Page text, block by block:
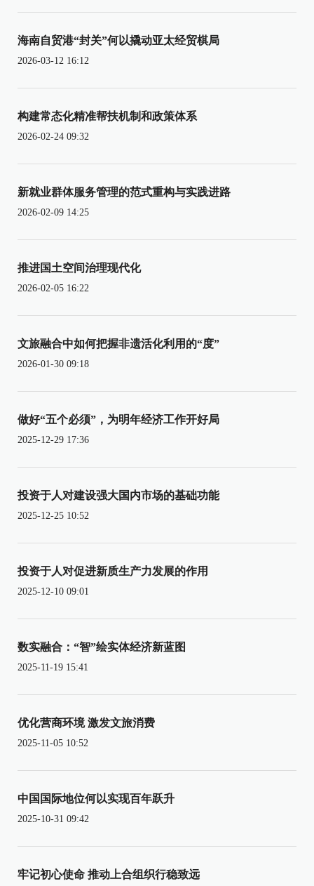
海南自贸港“封关”何以撬动亚太经贸棋局
2026-03-12 16:12
构建常态化精准帮扶机制和政策体系
2026-02-24 09:32
新就业群体服务管理的范式重构与实践进路
2026-02-09 14:25
推进国土空间治理现代化
2026-02-05 16:22
文旅融合中如何把握非遗活化利用的“度”
2026-01-30 09:18
做好“五个必须”，为明年经济工作开好局
2025-12-29 17:36
投资于人对建设强大国内市场的基础功能
2025-12-25 10:52
投资于人对促进新质生产力发展的作用
2025-12-10 09:01
数实融合：“智”绘实体经济新蓝图
2025-11-19 15:41
优化营商环境 激发文旅消费
2025-11-05 10:52
中国国际地位何以实现百年跃升
2025-10-31 09:42
牢记初心使命 推动上合组织行稳致远